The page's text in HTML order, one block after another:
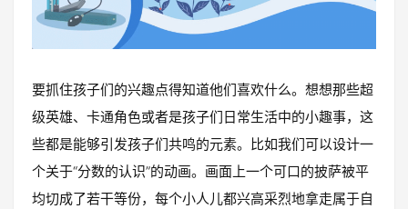
要抓住孩子们的兴趣点得知道他们喜欢什么。想想那些超
级英雄、卡通角色或者是孩子们日常生活中的小趣事，这
些都是能够引发孩子们共鸣的元素。比如我们可以设计一
个关于“分数的认识”的动画。画面上一个可口的披萨被平
均切成了若干等份，每个小人儿都兴高采烈地拿走属于自